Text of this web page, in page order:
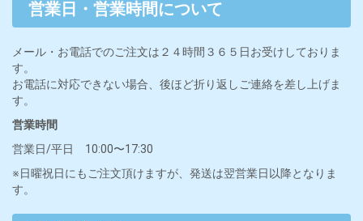
営業日・営業時間について
メール・お電話でのご注文は２４時間３６５日お受けしておりま
す。
お電話に対応できない場合、後ほど折り返しご連絡を差し上げま
す。
営業時間
営業日/平日 10:00〜17:30
※日曜祝日にもご注文頂けますが、発送は翌営業日以降となりま
す。